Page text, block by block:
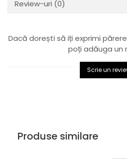
Review-uri (0)
Dacă dorești să iți exprimi
poți adăuga un
Scrie un
Produse similare